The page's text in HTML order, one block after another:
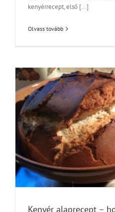
kenyérrecept, első [...]
Olvass tovább
Kenyér alaprecept –